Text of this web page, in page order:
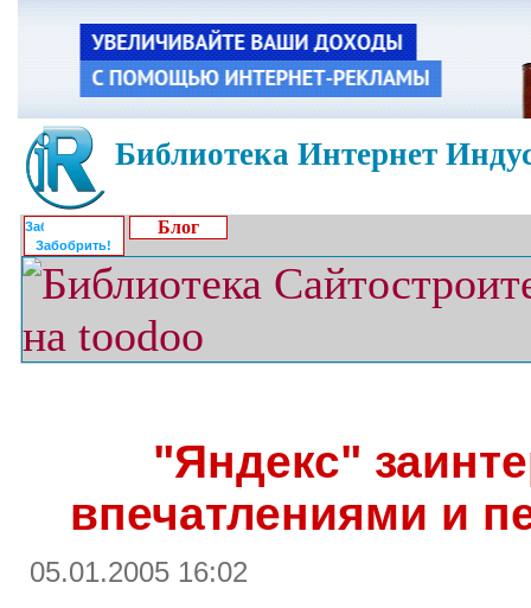
Библиотека Интернет
Забобрить!
Блог
"Яндекс"
впечатлениями и
05.01.2005 16:02